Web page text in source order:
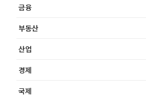
금융
부동산
산업
경제
국제